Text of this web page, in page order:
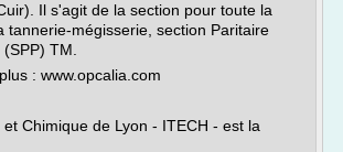
Il s'agit de la section pour toute la
tannerie-mégisserie, section Paritaire
TM.
: www.opcalia.com
et Chimique de Lyon - ITECH - est la